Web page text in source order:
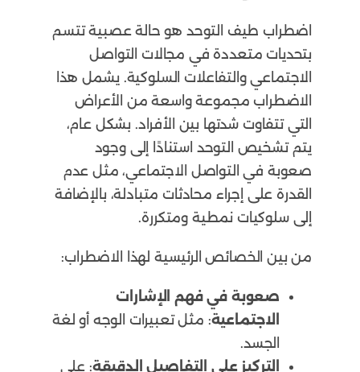
اضطراب طيف التوحد هو حالة عصبية تتسم
بتحديات متعددة في مجالات التواصل
الاجتماعي والتفاعلات السلوكية. يشمل هذا
الاضطراب مجموعة واسعة من الأعراض
التي تتفاوت شدتها بين الأفراد. بشكل عام،
يتم تشخيص التوحد استنادًا إلى وجود
صعوبة في التواصل الاجتماعي، مثل عدم
القدرة على إجراء محادثات متبادلة، بالإضافة
إلى سلوكيات نمطية ومتكررة.
من بين الخصائص الرئيسية لهذا الاضطراب:
صعوبة في فهم الإشارات
الاجتماعية: مثل تعبيرات الوجه أو لغة
الجسد.
التركيز على التفاصيل الدقيقة: على